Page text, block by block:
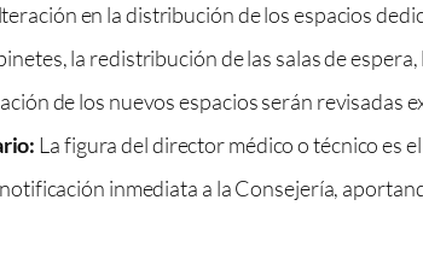
en la distribución de los espacios
la redistribución de las salas de
de los nuevos espacios serán revisadas
La figura del director médico o técnico es
inmediata a la Consejería,